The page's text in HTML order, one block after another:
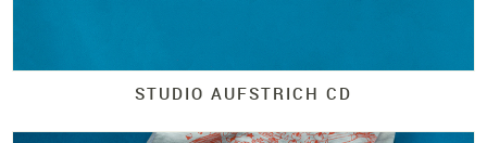
STUDIO AUFSTRICH CD